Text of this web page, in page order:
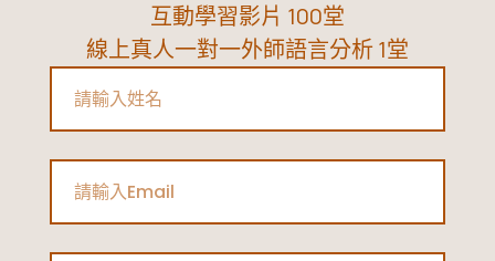
格
tutorJr
心
分
互動學習影片 100堂
線上真人一對一外師語言分析 1堂